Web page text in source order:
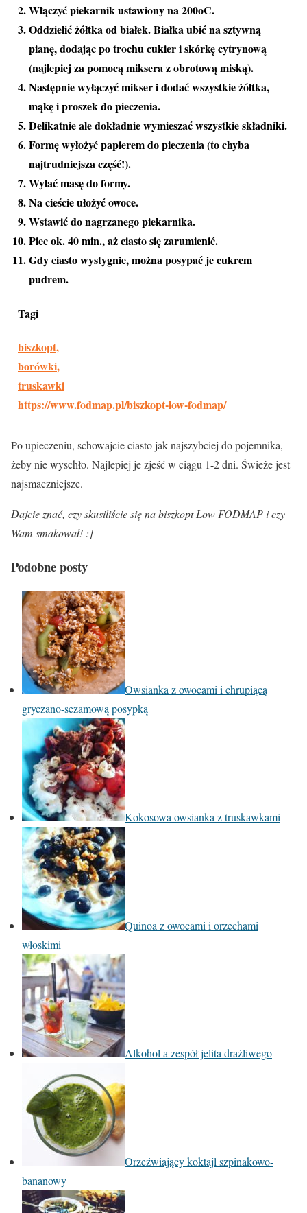
Włączyć piekarnik ustawiony na 200oC.
Oddzielić żółtka od białek. Białka ubić na sztywną
pianę, dodając po trochu cukier i skórkę cytrynową
(najlepiej za pomocą miksera z obrotową miską).
Następnie wyłączyć mikser i dodać wszystkie żółtka,
mąkę i proszek do pieczenia.
Delikatnie ale dokładnie wymieszać wszystkie składniki.
Formę wyłożyć papierem do pieczenia (to chyba
najtrudniejsza część!).
Wylać masę do formy.
Na cieście ułożyć owoce.
Wstawić do nagrzanego piekarnika.
Piec ok. 40 min., aż ciasto się zarumienić.
Gdy ciasto wystygnie, można posypać je cukrem
pudrem.
Tagi
biszkopt,
borówki,
truskawki
https://www.fodmap.pl/biszkopt-low-fodmap/
Po upieczeniu, schowajcie ciasto jak najszybciej do pojemnika,
żeby nie wyschło. Najlepiej je zjeść w ciągu 1-2 dni. Świeże jest
najsmaczniejsze.
Dajcie znać, czy skusiliście się na biszkopt Low FODMAP i czy
Wam smakował! :]
Podobne posty
Owsianka z owocami i chrupiącą
gryczano-sezamową posypką
Kokosowa owsianka z truskawkami
Quinoa z owocami i orzechami
włoskimi
Alkohol a zespół jelita drażliwego
Orzeźwiający koktajl szpinakowo-
bananowy